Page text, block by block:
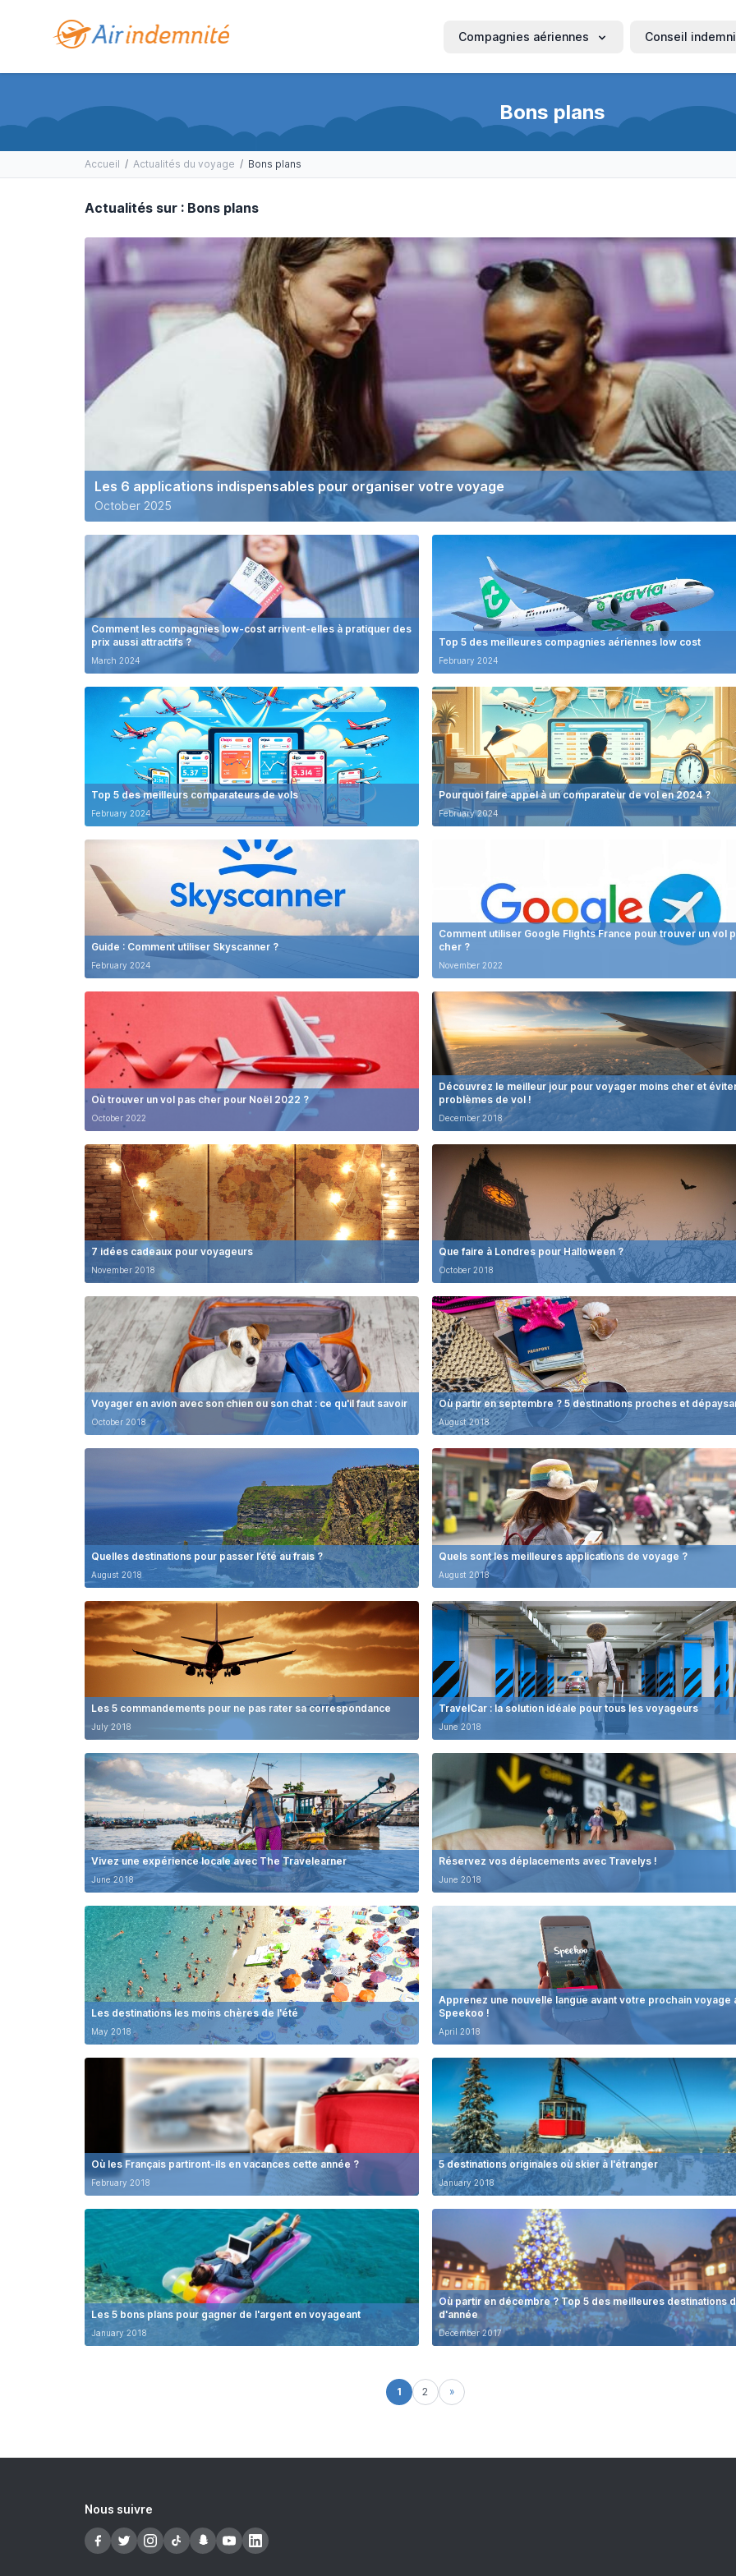
Compagnies aériennes Conseil
Bons plans
Accueil / Actualités du voyage / Bons plans
Actualités sur : Bons plans
Les 6 applications indispensables pour organiser votre voyage
October 2025
Comment les compagnies low-cost arrivent-elles à pratiquer des
prix aussi attractifs ?
March 2024
Top 5 des meilleures compagnies aériennes low cost
February 2024
Top 5 des meilleurs comparateurs de vols
February 2024
Pourquoi faire appel à un comparateur de vol en 2024 ?
February 2024
Guide : Comment utiliser Skyscanner ?
February 2024
Comment utiliser Google Flights France pour trouver un vol
cher ?
November 2022
Où trouver un vol pas cher pour Noël 2022 ?
October 2022
Découvrez le meilleur jour pour voyager moins cher et
problèmes de vol !
December 2018
7 idées cadeaux pour voyageurs
November 2018
Que faire à Londres pour Halloween ?
October 2018
Voyager en avion avec son chien ou son chat : ce qu'il faut savoir
October 2018
Où partir en septembre ? 5 destinations proches et
August 2018
Quelles destinations pour passer l’été au frais ?
August 2018
Quels sont les meilleures applications de voyage ?
August 2018
Les 5 commandements pour ne pas rater sa correspondance
July 2018
TravelCar : la solution idéale pour tous les voyageurs
June 2018
Vivez une expérience locale avec The Travelearner
June 2018
Réservez vos déplacements avec Travelys !
June 2018
Les destinations les moins chères de l'été
May 2018
Apprenez une nouvelle langue avant votre prochain voyage
Speekoo !
April 2018
Où les Français partiront-ils en vacances cette année ?
February 2018
5 destinations originales où skier à l'étranger
January 2018
Les 5 bons plans pour gagner de l'argent en voyageant
January 2018
Où partir en décembre ? Top 5 des meilleures destinations
d'année
December 2017
1 2 »
Nous suivre